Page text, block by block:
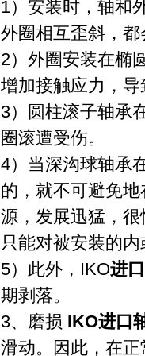
1）安装时，轴和
外圈相互歪斜，
2）外圈安装在椭
增加接触应力，
3）圆柱滚子轴承
圈滚遭受伤。
4）当深沟球轴承
的，就不可避免
源，发展迅猛，
只能对被安装的
5）此外，IKO进
期剥落。
3、磨损 IKO进口
滑动。因此，在